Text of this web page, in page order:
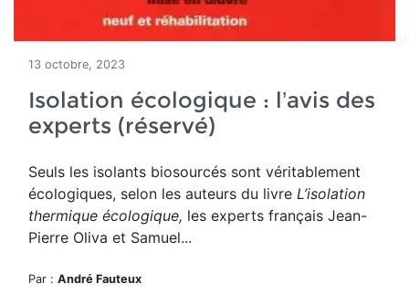
13 octobre, 2023
Isolation écologique : l’avis des
experts (réservé)
Seuls les isolants biosourcés sont véritablement
écologiques, selon les auteurs du livre L’isolation
thermique écologique, les experts français Jean-
Pierre Oliva et Samuel...
Par : André Fauteux